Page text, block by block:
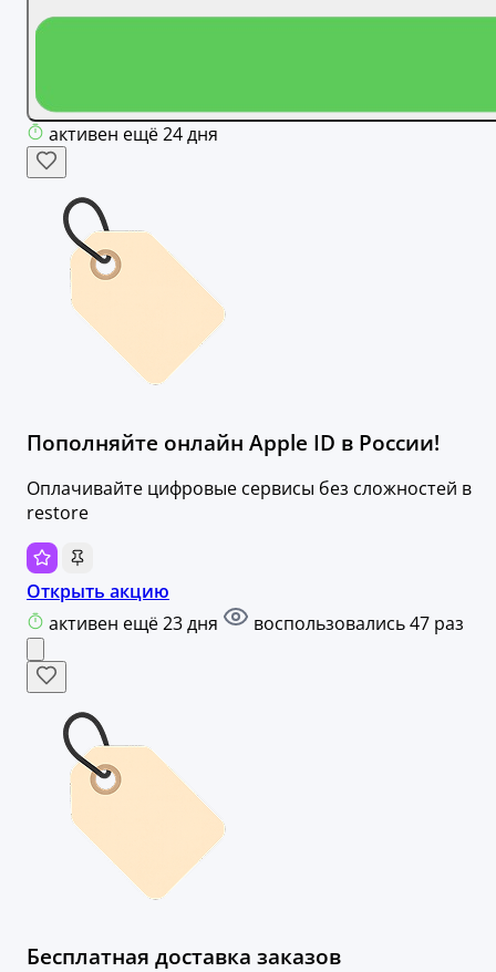
активен ещё 24 дня
Пополняйте онлайн Apple ID в России!
Оплачивайте цифровые сервисы без сложностей в
restore
Открыть акцию
активен ещё 23 дня
воспользовались 47 раз
Бесплатная доставка заказов